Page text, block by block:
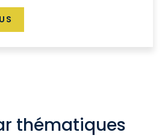
thématiques